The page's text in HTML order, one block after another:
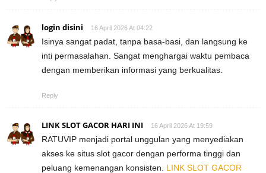
login disini 16 April 2026 At 04:22
Isinya sangat padat, tanpa basa-basi, dan langsung ke
inti permasalahan. Sangat menghargai waktu pembaca
dengan memberikan informasi yang berkualitas.
Reply
LINK SLOT GACOR HARI INI 16 April 2026 At 19:59
RATUVIP menjadi portal unggulan yang menyediakan
akses ke situs slot gacor dengan performa tinggi dan
peluang kemenangan konsisten. LINK SLOT GACOR